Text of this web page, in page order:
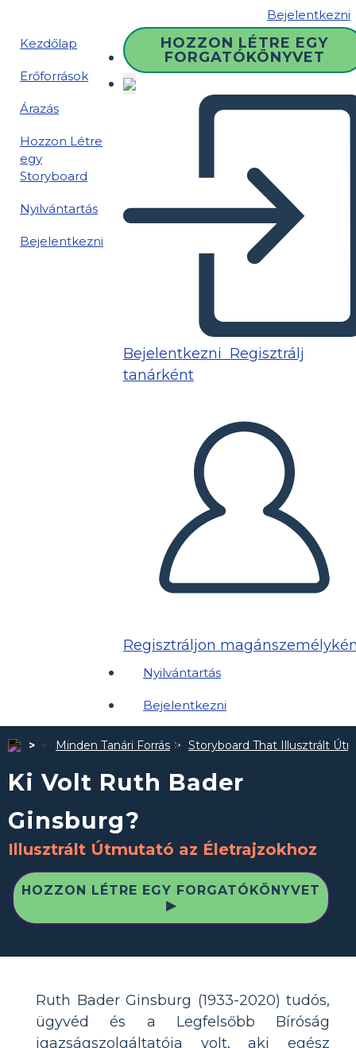
Bejelentkezni
Kezdőlap
Erőforrások
Árazás
Hozzon Létre
egy
Storyboard
Nyilvántartás
Bejelentkezni
HOZZON LÉTRE EGY
FORGATÓKÖNYVET
Bejelentkezni Regisztrálj
tanárként
Regisztráljon
Nyilvántartás
Bejelentkezni
Minden Tanári Forrás Storyboard That Illusztrált
Ki Volt Ruth Bader
Ginsburg?
Illusztrált Útmutató az Életrajzokhoz
HOZZON LÉTRE EGY FORGATÓKÖNYVET
▶
Ruth Bader Ginsburg (1933-2020) tudós,
ügyvéd és a Legfelsőbb Bíróság
igazságszolgáltatója volt, aki egész